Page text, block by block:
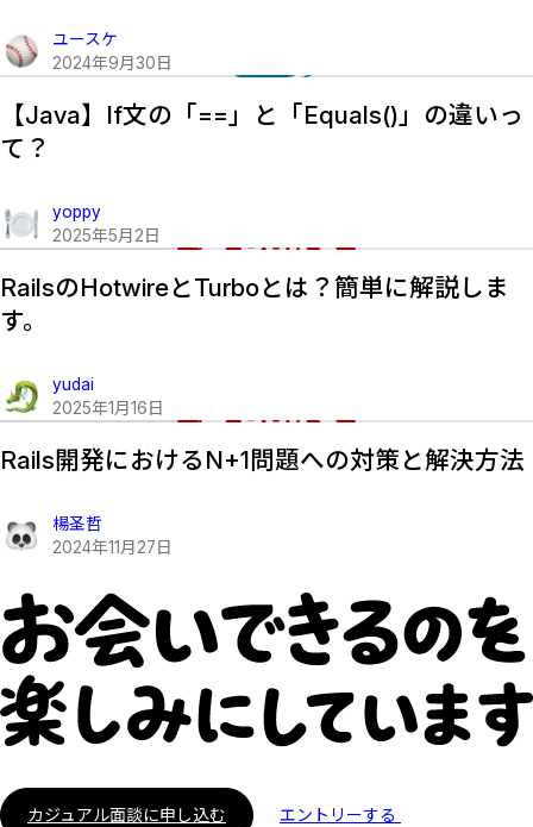
ユースケ
2024年9月 30 日
【Java】if文の「==」と「equals()」の違いっ
て？
yoppy
2025年5月 2 日
RailsのHotwireとTurboとは？簡単に解説しま
す。
yudai
2025年1月 16 日
Rails開発におけるN+1問題への対策と解決方法
楊圣哲
2024年11月 27 日
カジュアル面談に申し込む エントリーする